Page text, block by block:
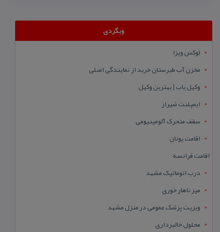
وبگردی
لوکس ویزا
مخزن آب طبرستان خرید از نمایندگی اصلی
وکیل یاب | بهترین وکیل
ایمپلنت شیراز
سقف متحرک آلومینیومی
اقامت یونان
اقامت فرانسه
درب اتوماتیک مشهد
میز ناهار خوری
ویزیت پزشک عمومی در منزل مشهد
محلول خالبرداری